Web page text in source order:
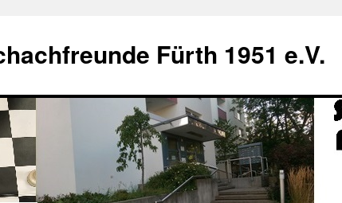
Fürth 1951 e.V.